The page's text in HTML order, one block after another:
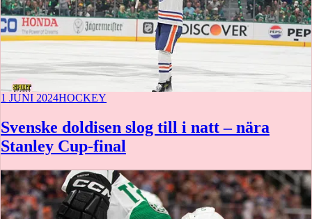
1 JUNI 2024HOCKEY
Svenske doldisen slog till i natt – nära
Stanley Cup-final